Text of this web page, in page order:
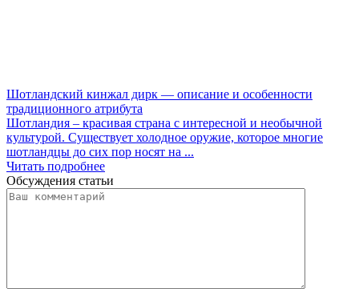
Шотландский кинжал дирк — описание и особенности
традиционного атрибута
Шотландия – красивая страна с интересной и необычной
культурой. Существует холодное оружие, которое многие
шотландцы до сих пор носят на ...
Читать подробнее
Обсуждения статьи